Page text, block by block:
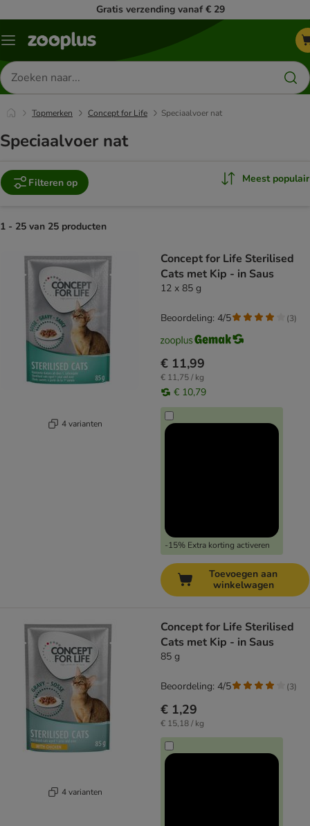
Gratis verzending vanaf € 29
Menu
Zoeken
naar
producten
Topmerken Concept for Life Speciaalvoer nat
Speciaalvoer nat
Filteren op Meest populair
1 - 25 van 25 producten
4 varianten
Concept for Life Sterilised
Cats met Kip - in Saus
12 x 85 g
€ 11,99
€ 11,75 / kg
€ 10,79
-15% Extra korting activeren
Beoordeling: 4/5 (3)
Toevoegen aan
winkelwagen
4 varianten
Concept for Life Sterilised
Cats met Kip - in Saus
85 g
€ 1,29
€ 15,18 / kg
Beoordeling: 4/5 (3)